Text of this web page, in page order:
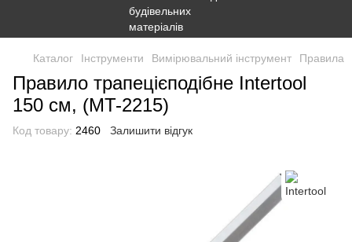
Каталог Інструменти Вимірювальний інструмент Правила
Правило трапецієподібне Intertool
150 см, (MT-2215)
Код товару: 2460 Залишити відгук